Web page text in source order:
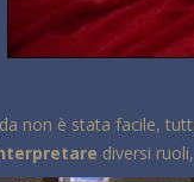
non è stata facile,
diversi